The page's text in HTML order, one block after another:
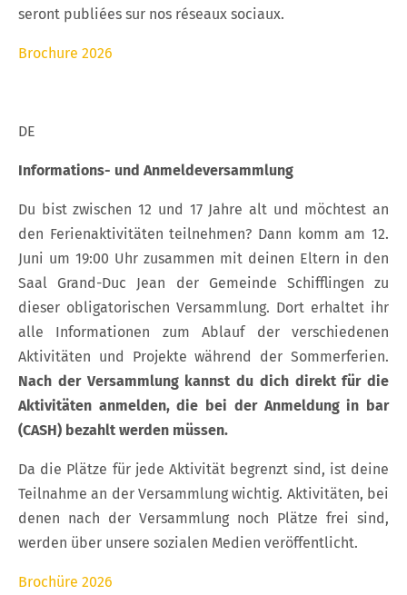
seront publiées sur nos réseaux sociaux.
Brochure 2026
DE
Informations- und Anmeldeversammlung
Du bist zwischen 12 und 17 Jahre alt und möchtest an
den Ferienaktivitäten teilnehmen? Dann komm am 12.
Juni um 19:00 Uhr zusammen mit deinen Eltern in den
Saal Grand-Duc Jean der Gemeinde Schifflingen zu
dieser obligatorischen Versammlung. Dort erhaltet ihr
alle Informationen zum Ablauf der verschiedenen
Aktivitäten und Projekte während der Sommerferien.
Nach der Versammlung kannst du dich direkt für die
Aktivitäten anmelden, die bei der Anmeldung in bar
(CASH) bezahlt werden müssen.
Da die Plätze für jede Aktivität begrenzt sind, ist deine
Teilnahme an der Versammlung wichtig. Aktivitäten, bei
denen nach der Versammlung noch Plätze frei sind,
werden über unsere sozialen Medien veröffentlicht.
Brochüre 2026